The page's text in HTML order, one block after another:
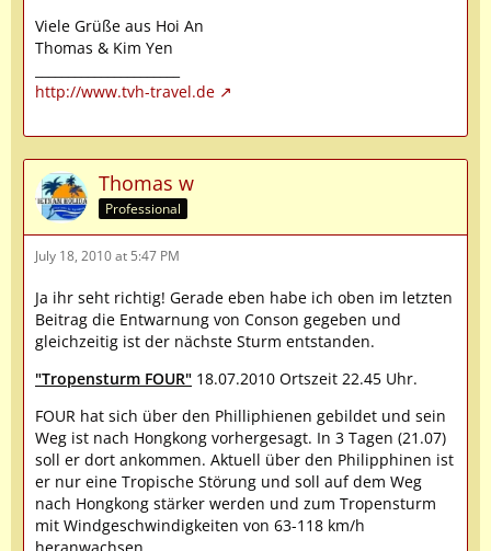
Viele Grüße aus Hoi An
Thomas & Kim Yen
http://www.tvh-travel.de
Thomas w
Professional
July 18, 2010 at 5:47 PM
Ja ihr seht richtig! Gerade eben habe ich oben im letzten
Beitrag die Entwarnung von Conson gegeben und
gleichzeitig ist der nächste Sturm entstanden.
"Tropensturm FOUR" 18.07.2010 Ortszeit 22.45 Uhr.
FOUR hat sich über den Philliphienen gebildet und sein
Weg ist nach Hongkong vorhergesagt. In 3 Tagen (21.07)
soll er dort ankommen. Aktuell über den Philipphinen ist
er nur eine Tropische Störung und soll auf dem Weg
nach Hongkong stärker werden und zum Tropensturm
mit Windgeschwindigkeiten von 63-118 km/h